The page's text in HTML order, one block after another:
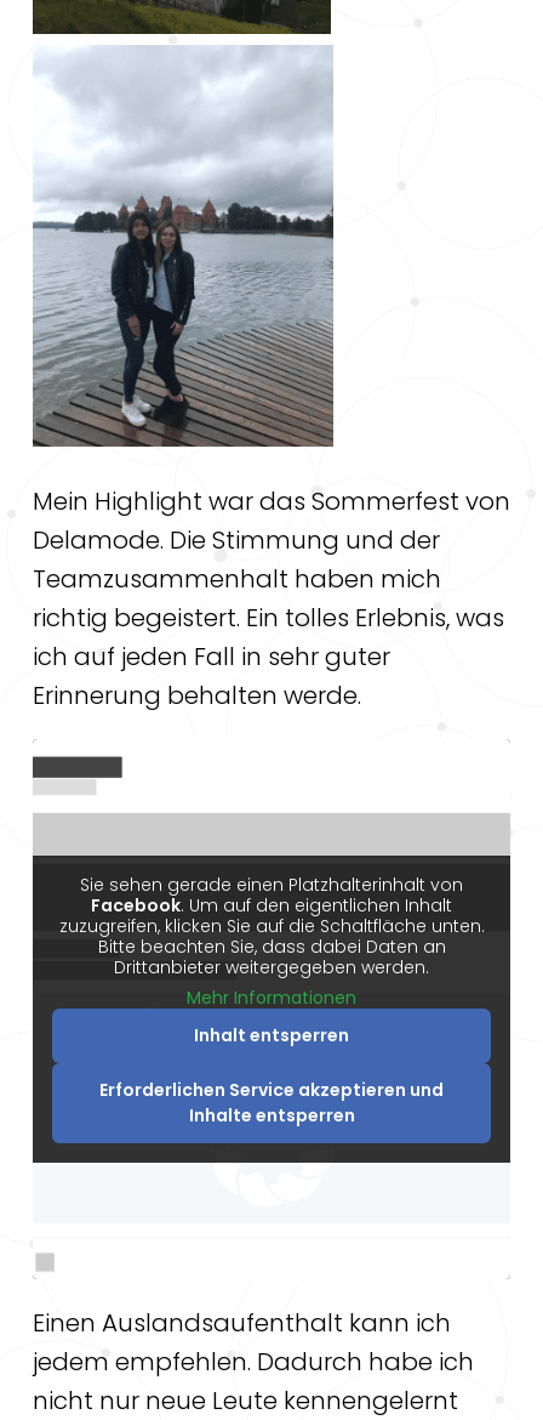
Mein Highlight war das Sommerfest von
Delamode. Die Stimmung und der
Teamzusammenhalt haben mich
richtig begeistert. Ein tolles Erlebnis, was
ich auf jeden Fall in sehr guter
Erinnerung behalten werde.
Sie sehen gerade einen Platzhalterinhalt von
Facebook. Um auf den eigentlichen Inhalt
zuzugreifen, klicken Sie auf die Schaltfläche unten.
Bitte beachten Sie, dass dabei Daten an
Drittanbieter weitergegeben werden.
Mehr Informationen
Inhalt entsperren
Erforderlichen Service akzeptieren und
Inhalte entsperren
Einen Auslandsaufenthalt kann ich
jedem empfehlen. Dadurch habe ich
nicht nur neue Leute kennengelernt